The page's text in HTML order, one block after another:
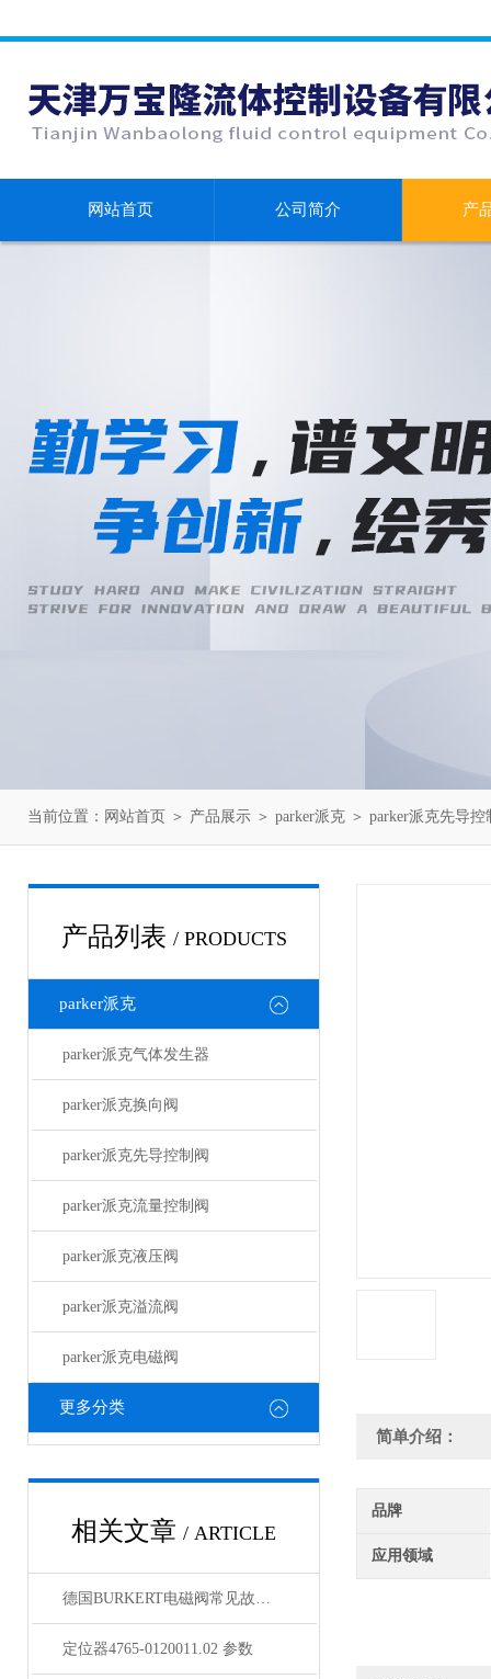
网站首页 公司简介 产
当前位置： 网站首页 ＞ 产品展示 ＞ parker派克 ＞ parker派克先导控
产品列表 / PRODUCTS
parker派克
parker派克气体发生器
parker派克换向阀
parker派克先导控制阀
parker派克流量控制阀
parker派克液压阀
parker派克溢流阀
parker派克电磁阀
更多分类
相关文章 / ARTICLE
德国BURKERT电磁阀常见故障应从以下5个方面排查
定位器4765-0120011.02 参数
简单介绍：
品牌
应用领域